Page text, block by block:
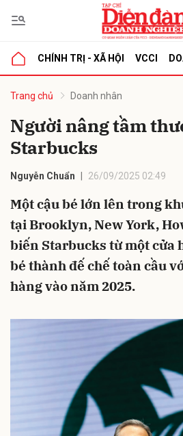
CHÍNH TRỊ - XÃ HỘI VCCI
Trang chủ Doanh nhân
Người nâng tầm
Starbucks
Nguyễn Chuẩn 26/09/2025 02:49
Một cậu bé lớn lên trong
tại Brooklyn, New York,
biến Starbucks từ một cửa
bé thành đế chế toàn cầu
hàng vào năm 2025.
luận